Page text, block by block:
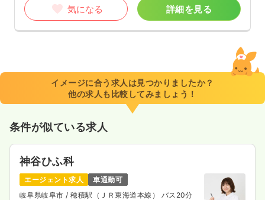
気になる 詳細を見る
イメージに合う求人は見つかりましたか？
他の求人も比較してみましょう！
条件が似ている求人
神谷ひふ科
エージェント求人
車通勤可
岐阜県岐阜市 / 穂積駅（ＪＲ東海道本線） バス20分